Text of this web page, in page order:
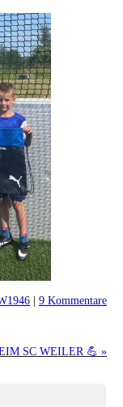
| 9 Kommentare
SC WEILER 💪 »